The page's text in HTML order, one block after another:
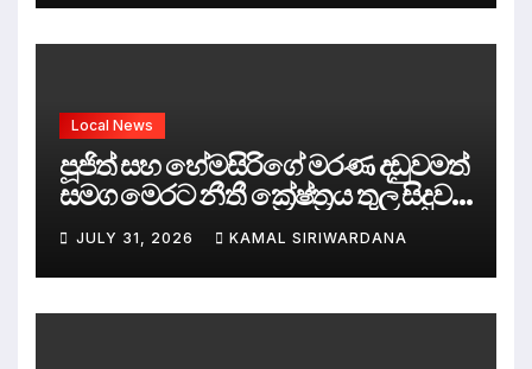
Local News
පූජිත් සහ හේමසිරිගේ මරණ දඩුවමත්
සමග මෙරට නීතී ක්‍රේෂ්ත්‍රය තුල සිදුව
ඇත්තේ කුමක්ද ?
JULY 31, 2026 KAMAL SIRIWARDANA